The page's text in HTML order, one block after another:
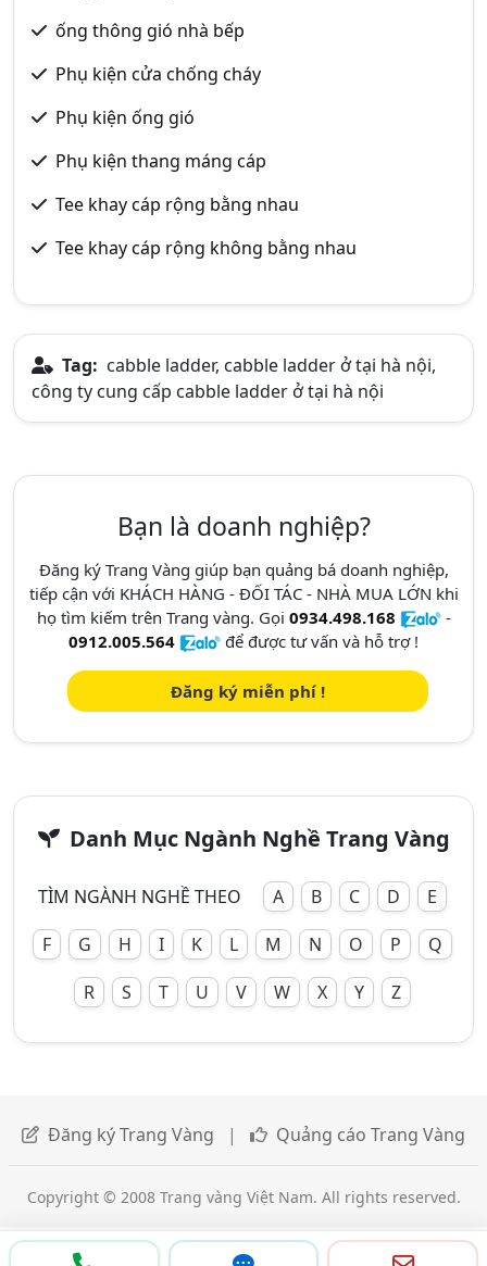
ống thông gió nhà bếp
Phụ kiện cửa chống cháy
Phụ kiện ống gió
Phụ kiện thang máng cáp
Tee khay cáp rộng bằng nhau
Tee khay cáp rộng không bằng nhau
Tag: cabble ladder, cabble ladder ở tại hà nội,
công ty cung cấp cabble ladder ở tại hà nội
Bạn là doanh nghiệp?
Đăng ký Trang Vàng giúp bạn quảng bá doanh nghiệp,
tiếp cận với KHÁCH HÀNG - ĐỐI TÁC - NHÀ MUA LỚN khi
họ tìm kiếm trên Trang vàng. Gọi 0934.498.168
-
0912.005.564
để được tư vấn và hỗ trợ !
Đăng ký miễn phí !
Danh Mục Ngành Nghề Trang Vàng
TÌM NGÀNH NGHỀ THEO A B C D
E
F
G H I K L M N O P
Q
R
S T U V W X Y Z
Đăng ký Trang Vàng | Quảng cáo Trang Vàng
Copyright © 2008 Trang vàng Việt Nam. All rights reserved.